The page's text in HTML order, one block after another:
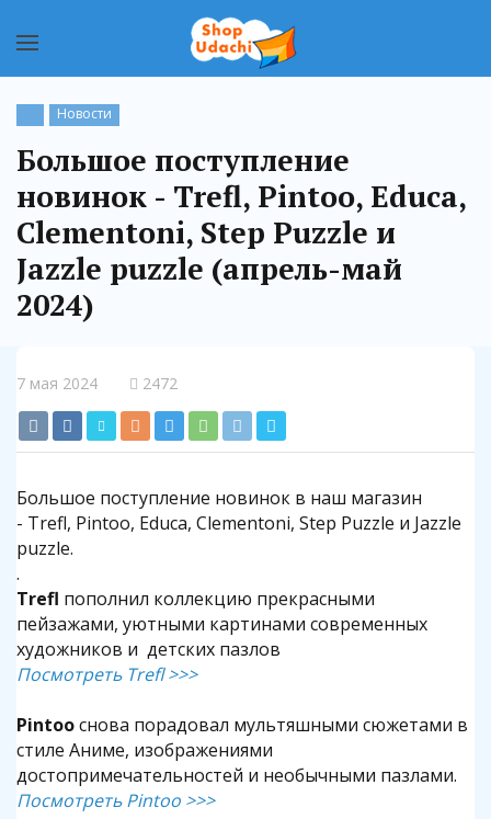
Новости
Большое поступление
новинок - Trefl, Pintoo, Educa,
Clementoni, Step Puzzle и
Jazzle puzzle (апрель-май
2024)
7 мая 2024 2472
Большое поступление новинок в наш магазин
- Trefl, Pintoo, Educa, Clementoni, Step Puzzle и Jazzle
puzzle.
.
Trefl пополнил коллекцию прекрасными
пейзажами, уютными картинами современных
художников и детских пазлов
Посмотреть Trefl >>>
Pintooснова порадовал мультяшными сюжетами в
стиле Аниме, изображениями
достопримечательностей и необычными пазлами.
Посмотреть Pintoo >>>